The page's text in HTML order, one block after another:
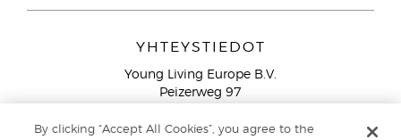
YHTEYSTIEDOT
Young Living Europe B.V.
Peizerweg 97
Netherlands
By clicking “Accept All Cookies”, you agree to the